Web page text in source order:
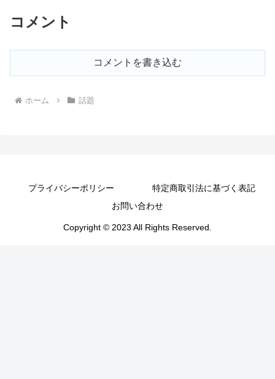
コメント
コメントを書き込む
ホーム 話題
プライバシーポリシー
特定商取引法に基づく表記
お問い合わせ
Copyright © 2023 All Rights Reserved.